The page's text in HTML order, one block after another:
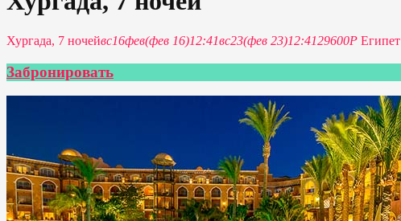
Хургада, 7 ночейвс16фев(фев 16)12:41вс23(фев 23)12:4129600Р Египет
Забронировать